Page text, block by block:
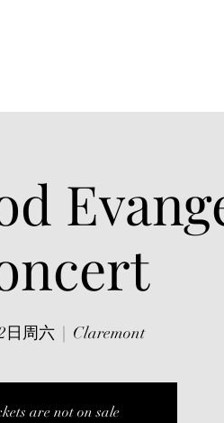
日周六
  |
Claremont
are not on sale